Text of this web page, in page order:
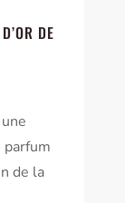
DE
parfum
de la